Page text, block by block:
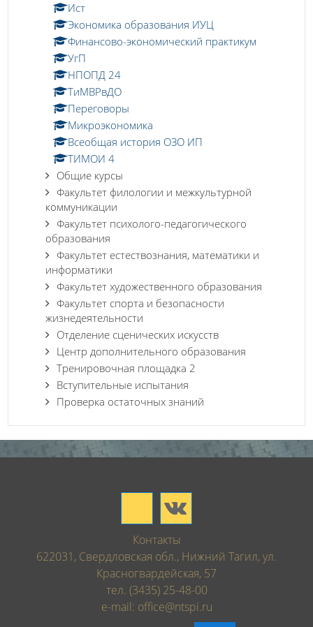
Ист
Экономика образования ИУЦ
Финансово-экономический практикум
УгП
НПОПД 24
ТиМВРвДО
Переговоры
Микроэкономика
Всеобщая история ОЗО ИП
ТИМОИ 4
Общие курсы
Факультет филологии и межкультурной
коммуникации
Факультет психолого-педагогического
образования
Факультет естествознания, математики и
информатики
Факультет художественного образования
Факультет спорта и безопасности
жизнедеятельности
Отделение сценических искусств
Центр дополнительного образования
Тренировочная площадка 2
Вступительные испытания
Проверка остаточных знаний
Контакты
622031, Свердловская обл., Нижний Тагил, ул.
Красногвардейская, 57
тел. (3435) 25-48-00
e-mail: office@ntspi.ru